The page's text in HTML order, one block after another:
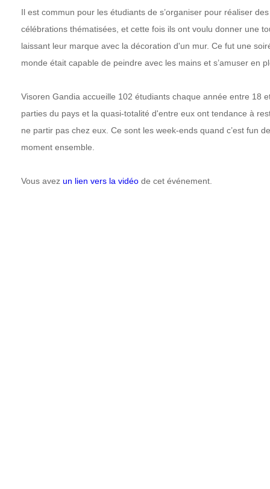
Il est commun pour les étudiants de s’organiser pour réaliser
célébrations thématisées, et cette fois ils ont voulu donner une
laissant leur marque avec la décoration d'un mur. Ce fut une
monde était capable de peindre avec les mains et s’amuser en
Visoren Gandia accueille 102 étudiants chaque année entre 18
parties du pays et la quasi-totalité d'entre eux ont tendance à
ne partir pas chez eux. Ce sont les week-ends quand c’est fun
moment ensemble.
Vous avez un lien vers la vidéo de cet événement.